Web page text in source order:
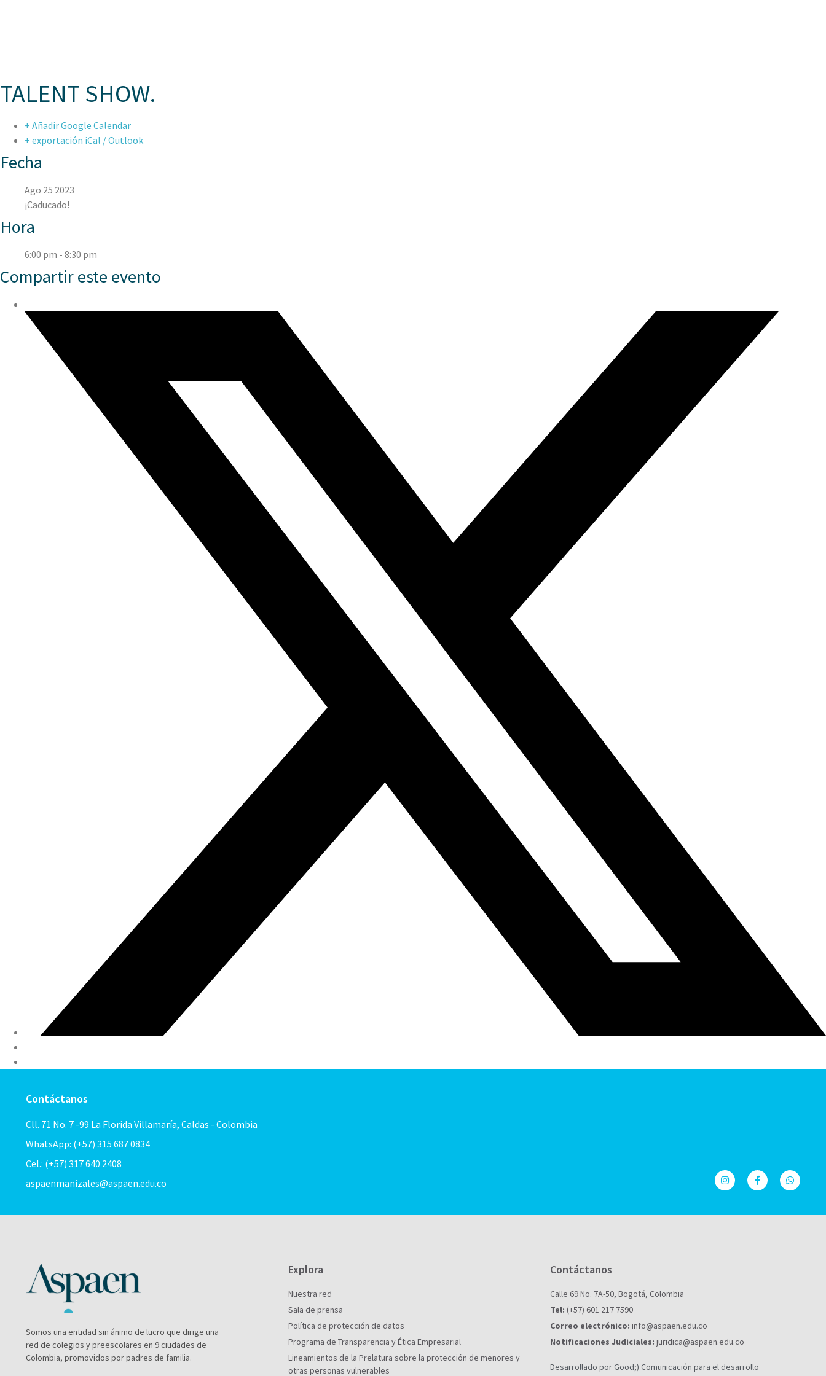
TALENT SHOW.
+ Añadir Google Calendar
+ exportación iCal / Outlook
Fecha
Ago 25 2023
¡Caducado!
Hora
6:00 pm - 8:30 pm
Compartir este evento
Contáctanos
Cll. 71 No. 7 -99 La Florida Villamaría, Caldas - Colombia
WhatsApp: (+57) 315 687 0834
Cel.: (+57) 317 640 2408
aspaenmanizales@aspaen.edu.co
Somos una entidad sin ánimo de lucro que dirige una
red de colegios y preescolares en 9 ciudades de
Colombia, promovidos por padres de familia.
Explora
Nuestra red
Sala de prensa
Política de protección de datos
Programa de Transparencia y Ética Empresarial
Lineamientos de la Prelatura sobre la protección de menores y
otras personas vulnerables
Contáctanos
Calle 69 No. 7A-50, Bogotá, Colombia
Tel: (+57) 601 217 7590
Correo electrónico: info@aspaen.edu.co
Notificaciones Judiciales: juridica@aspaen.edu.co
Desarrollado por Good;) Comunicación para el desarrollo